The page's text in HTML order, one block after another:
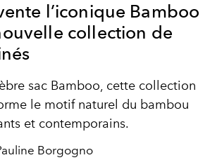
l’iconique Bamboo
collection de
sac Bamboo, cette collection
le motif naturel du bambou
et contemporains.
Borgogno